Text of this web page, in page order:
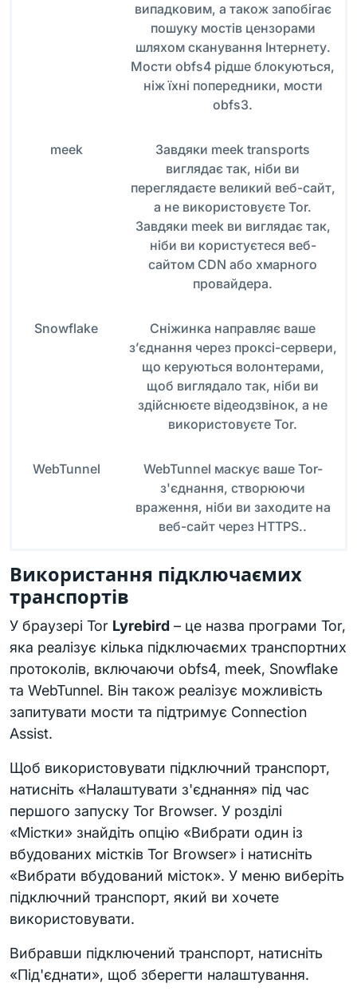
випадковим, а також запобігає
пошуку мостів цензорами
шляхом сканування Інтернету.
Мости obfs4 рідше блокуються,
ніж їхні попередники, мости
obfs3.
meek
Завдяки meek transports
виглядає так, ніби ви
переглядаєте великий веб-сайт,
а не використовуєте Tor.
Завдяки meek ви виглядає так,
ніби ви користуєтеся веб-
сайтом CDN або хмарного
провайдера.
Snowflake
Сніжинка направляє ваше
з’єднання через проксі-сервери,
що керуються волонтерами,
щоб виглядало так, ніби ви
здійснюєте відеодзвінок, а не
використовуєте Tor.
WebTunnel
WebTunnel маскує ваше Tor-
з'єднання, створюючи
враження, ніби ви заходите на
веб-сайт через HTTPS..
Використання підключаємих
транспортів
У браузері Tor Lyrebird – це назва програми Tor,
яка реалізує кілька підключаємих транспортних
протоколів, включаючи obfs4, meek, Snowflake
та WebTunnel. Він також реалізує можливість
запитувати мости та підтримує Connection
Assist.
Щоб використовувати підключний транспорт,
натисніть «Налаштувати з'єднання» під час
першого запуску Tor Browser. У розділі
«Містки» знайдіть опцію «Вибрати один із
вбудованих містків Tor Browser» і натисніть
«Вибрати вбудований місток». У меню виберіть
підключний транспорт, який ви хочете
використовувати.
Вибравши підключений транспорт, натисніть
«Під'єднати», щоб зберегти налаштування.